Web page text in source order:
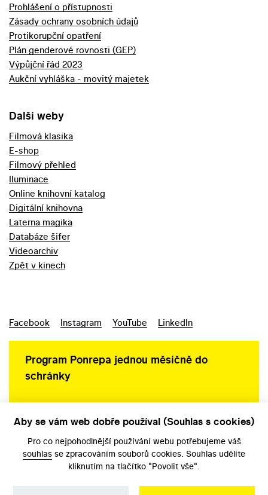
Prohlášení o přístupnosti
Zásady ochrany osobních údajů
Protikorupční opatření
Plán genderové rovnosti (GEP)
Výpůjční řád 2023
Aukční vyhláška - movitý majetek
Další weby
Filmová klasika
E-shop
Filmový přehled
Iluminace
Online knihovní katalog
Digitální knihovna
Laterna magika
Databáze šifer
Videoarchiv
Zpět v kinech
Facebook Instagram YouTube LinkedIn
Program Ponrepa jednou měsíčně do
schránky
Aby se vám web dobře používal (Souhlas s cookies)
Pro co nejpohodlnější používání webu potřebujeme váš
souhlas se zpracováním souborů cookies. Souhlas udělíte
kliknutím na tlačítko "Povolit vše".